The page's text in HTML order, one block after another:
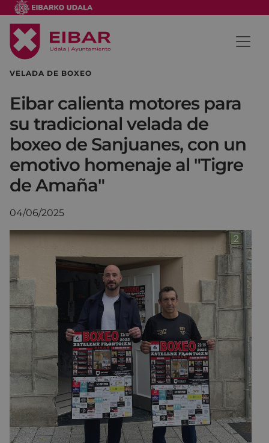
VELADA DE BOXEO
Eibar calienta motores para
su tradicional velada de
boxeo de Sanjuanes, con un
emotivo homenaje al "Tigre
de Amaña"
04/06/2025